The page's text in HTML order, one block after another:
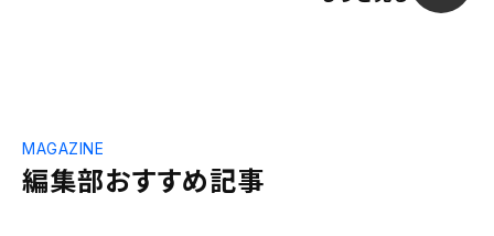
編集部おすすめ記事
MAGAZINE